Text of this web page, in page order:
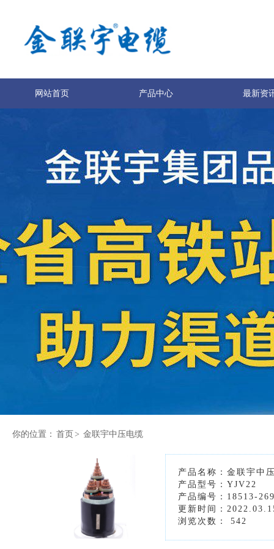
网站首页 产品中心 最新资
你的位置： 首页 > 金联宇中压电缆
产品名称：金联宇中
产品型号：YJV22
产品编号：18513-
更新时间：
浏览次数： 542